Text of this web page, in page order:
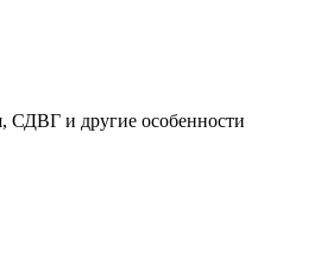
СДВГ и другие особенности